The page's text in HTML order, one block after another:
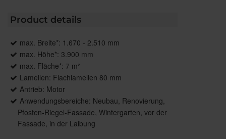
Product details
max. Breite*: 1.670 - 2.510 mm
max. Höhe*: 3.900 mm
max. Fläche*: 7 m²
Lamellen: Flachlamellen 80 mm
Antrieb: Motor
Anwendungsbereiche: Neubau, Renovierung,
Pfosten-Riegel-Fassade, Wintergarten, vor der
Fassade, in der Laibung